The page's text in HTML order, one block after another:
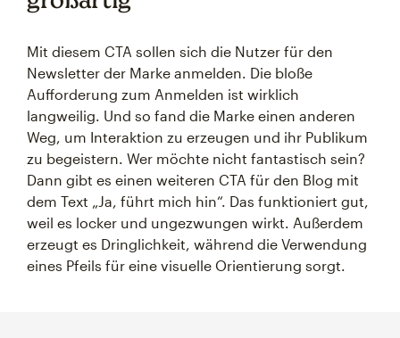
Mit diesem CTA sollen sich die Nutzer für den
Newsletter der Marke anmelden. Die bloße
Aufforderung zum Anmelden ist wirklich
langweilig. Und so fand die Marke einen anderen
Weg, um Interaktion zu erzeugen und ihr Publikum
zu begeistern. Wer möchte nicht fantastisch sein?
Dann gibt es einen weiteren CTA für den Blog mit
dem Text „Ja, führt mich hin“. Das funktioniert gut,
weil es locker und ungezwungen wirkt. Außerdem
erzeugt es Dringlichkeit, während die Verwendung
eines Pfeils für eine visuelle Orientierung sorgt.